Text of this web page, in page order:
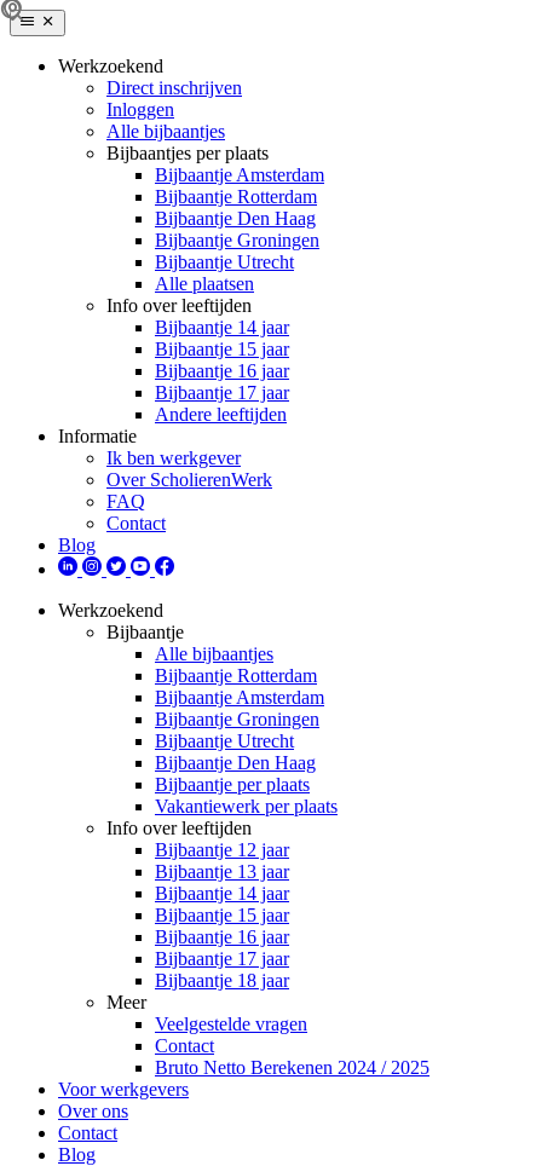
Werkzoekend
Direct inschrijven
Inloggen
Alle bijbaantjes
Bijbaantjes per plaats
Bijbaantje Amsterdam
Bijbaantje Rotterdam
Bijbaantje Den Haag
Bijbaantje Groningen
Bijbaantje Utrecht
Alle plaatsen
Info over leeftijden
Bijbaantje 14 jaar
Bijbaantje 15 jaar
Bijbaantje 16 jaar
Bijbaantje 17 jaar
Andere leeftijden
Informatie
Ik ben werkgever
Over ScholierenWerk
FAQ
Contact
Blog
Werkzoekend
Bijbaantje
Alle bijbaantjes
Bijbaantje Rotterdam
Bijbaantje Amsterdam
Bijbaantje Groningen
Bijbaantje Utrecht
Bijbaantje Den Haag
Bijbaantje per plaats
Vakantiewerk per plaats
Info over leeftijden
Bijbaantje 12 jaar
Bijbaantje 13 jaar
Bijbaantje 14 jaar
Bijbaantje 15 jaar
Bijbaantje 16 jaar
Bijbaantje 17 jaar
Bijbaantje 18 jaar
Meer
Veelgestelde vragen
Contact
Bruto Netto Berekenen 2024 / 2025
Voor werkgevers
Over ons
Contact
Blog